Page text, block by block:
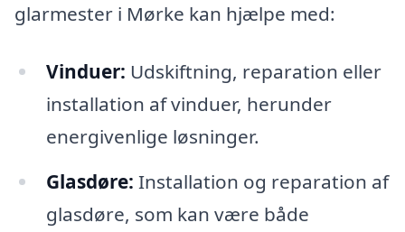
glarmester i Mørke kan hjælpe med:
Vinduer: Udskiftning, reparation eller
installation af vinduer, herunder
energivenlige løsninger.
Glasdøre: Installation og reparation af
glasdøre, som kan være både